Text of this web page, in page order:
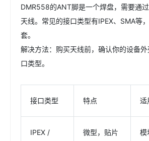
DMR558的ANT脚是一个焊盘，需要通
天线。常见的接口类型有IPEX、SMA等
套。
解决方法：购买天线前，确认你的设备
口类型。
接口类型 特点 适
IPEX /
微型，贴片
模